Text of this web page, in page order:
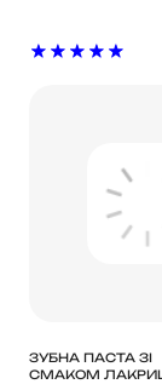
ЗУБНА ПАСТА ЗІ
СМАКОМ